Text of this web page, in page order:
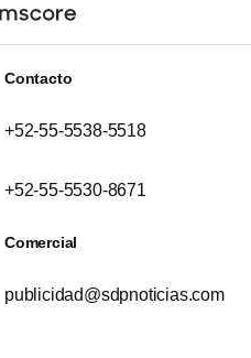
Contacto
+52-55-5538-5518
+52-55-5530-8671
Comercial
publicidad@sdpnoticias.com